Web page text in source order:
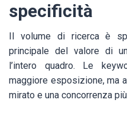
specificità
Il volume di ricerca è
principale del valore di
l’intero quadro. Le
maggiore esposizione, ma
mirato e una concorrenza